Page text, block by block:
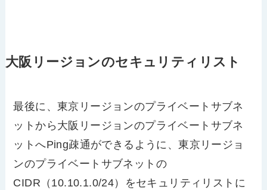
大阪リージョンのセキュリティリスト
最後に、東京リージョンのプライベートサブネ
ットから大阪リージョンのプライベートサブネ
ットへPing疎通ができるように、東京リージョ
ンのプライベートサブネットの
CIDR（10.10.1.0/24）をセキュリティリストに